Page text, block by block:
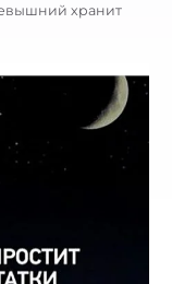
хранит